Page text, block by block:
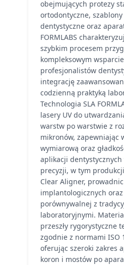
obejmujących protezy
ortodontyczne,
dentystyczne oraz
FORMLABS
szybkim procesem
kompleksowym
profesjonalistów
integrację
codzienną praktyką
Technologia SLA
lasery UV do
warstw po warstwie z
mikronów, zapewniając
wymiarową oraz
aplikacji
precyzji, w tym
Clear Aligner,
implantologicznych
porównywalnej z
laboratoryjnymi.
przeszły rygorystyczne
zgodnie z normami ISO
oferując szeroki zakres
koron i mostów po